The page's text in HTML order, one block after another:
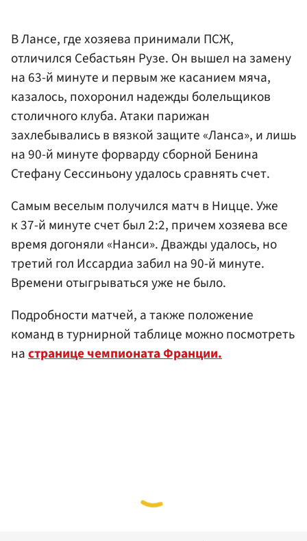
В Лансе, где хозяева принимали ПСЖ,
отличился Себастьян Рузе. Он вышел на замену
на 63-й минуте и первым же касанием мяча,
казалось, похоронил надежды болельщиков
столичного клуба. Атаки парижан
захлебывались в вязкой защите «Ланса», и лишь
на 90-й минуте форварду сборной Бенина
Стефану Сессиньону удалось сравнять счет.
Самым веселым получился матч в Ницце. Уже
к 37-й минуте счет был 2:2, причем хозяева все
время догоняли «Нанси». Дважды удалось, но
третий гол Иссардиа забил на 90-й минуте.
Времени отыгрываться уже не было.
Подробности матчей, а также положение
команд в турнирной таблице можно посмотреть
настранице чемпионата Франции.